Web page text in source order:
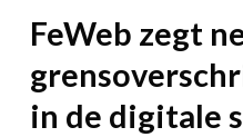
FeWeb zegt
in de digitale